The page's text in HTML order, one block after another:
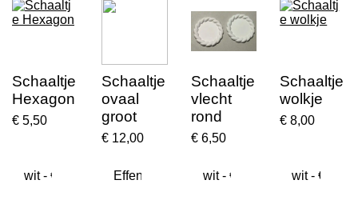
Schaaltje
Hexagon
€ 5,50
Schaaltje
ovaal
groot
€ 12,00
Schaaltje
vlecht
rond
€ 6,50
Schaaltje
wolkje
€ 8,00